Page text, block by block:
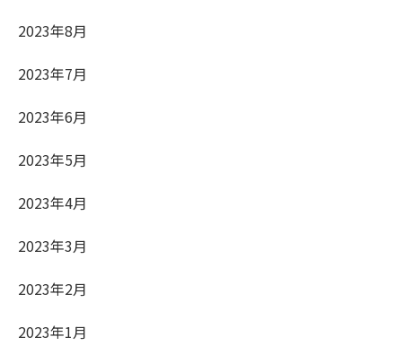
2023年8月
2023年7月
2023年6月
2023年5月
2023年4月
2023年3月
2023年2月
2023年1月